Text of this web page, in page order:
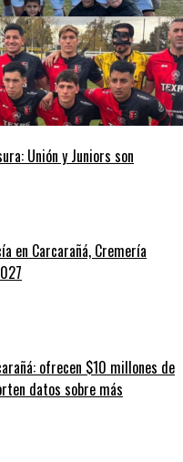
Unión y Juniors son
en Carcarañá, Cremería
ofrecen $10 millones de
datos sobre más